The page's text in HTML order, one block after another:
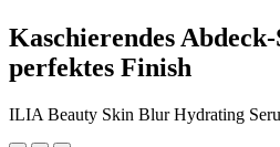
Kaschierendes
perfektes Finish
ILIA Beauty Skin Blur Hydrating